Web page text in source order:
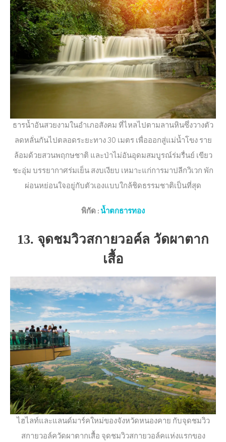
ธารน้ำอันสวยงามในอำเภอสังคม ที่ไหลไปตามลานหินซึ่งวางตัว
ลดหลั่นกันไปตลอดระยะทาง 30 เมตร เพื่อออกสู่แม่น้ำโขง ราย
ล้อมด้วยสวนพฤกษชาติ และป่าไม่อันอุดมสมบูรณ์ร่มรื่นย์ เขียว
ชะอุ่ม บรรยากาศร่มเย็น สงบเงียบ เหมาะแก่การมาปลีกวิเวก พัก
ผ่อนหย่อนใจอยู่กับตัวเองแบบใกล้ชิดธรรมชาติเป็นที่สุด
พิกัด :น้ำตกธารทอง
13. จุดชมวิวสกายวอค์ล วัดผาตาก
เสื้อ
ไฮไลท์และแลนด์มาร์คใหม่ของจังหวัดหนองคาย กับจุดชมวิว
สกายวอล์ควัดผาตากเสื้อ จุดชมวิวสกายวอล์คแห่งแรกของ